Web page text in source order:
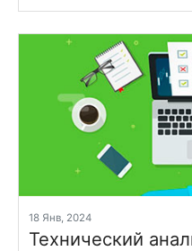
18 Янв, 2024
Технический